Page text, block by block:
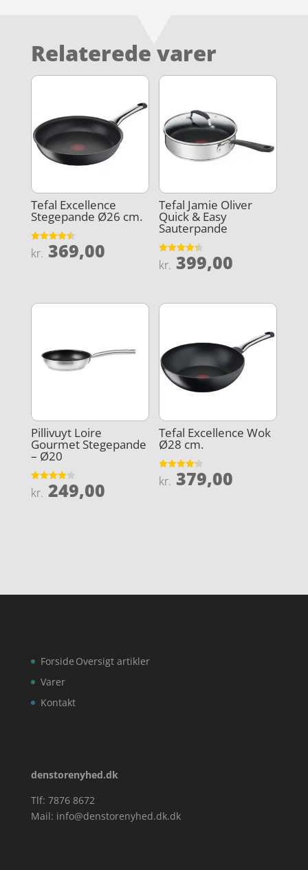
Relaterede varer
Tefal Excellence
Stegepande Ø26 cm.
Vurderet
4.5
kr. 369,00
Tefal Jamie Oliver
Quick & Easy
Sauterpande
Vurderet
4.3
kr. 399,00
Pillivuyt Loire
Gourmet Stegepande
– Ø20
Vurderet
4
kr. 249,00
Tefal Excellence Wok
Ø28 cm.
Vurderet
4.2
kr. 379,00
Forside
Varer
Kontakt
Oversigt artikler
denstorenyhed.dk
Tlf: 7876 8672
Mail: info@denstorenyhed.dk.dk